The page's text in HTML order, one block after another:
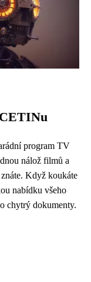
program TV
nálož filmů a
Když koukáte
nabídku všeho
chytrý dokumenty.